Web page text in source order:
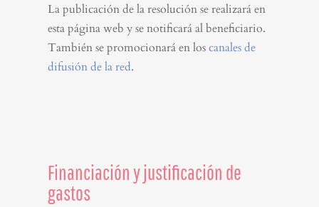
La publicación de la resolución se realizará en
esta página web y se notificará al beneficiario.
También se promocionará en loscanales de
difusión de la red.
Financiación y justificación de
gastos